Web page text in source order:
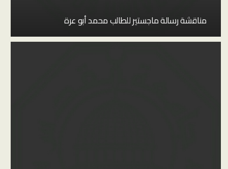
مناقشة رسالة ماجستير للطالب محمد أبو عرة